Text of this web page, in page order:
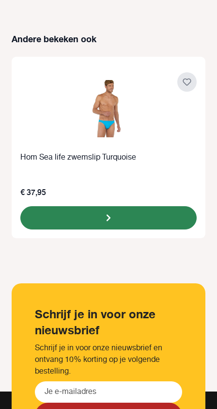
Productgalerij overslaan
Andere bekeken ook
Hom Sea life zwemslip Turquoise
€ 37,95
Schrijf je in voor onze
nieuwsbrief
Schrijf je in voor onze nieuwsbrief en
ontvang 10% korting op je volgende
bestelling.